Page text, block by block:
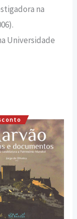
na
Universidade
€.
O
preço
atual
é:
31,50 €.